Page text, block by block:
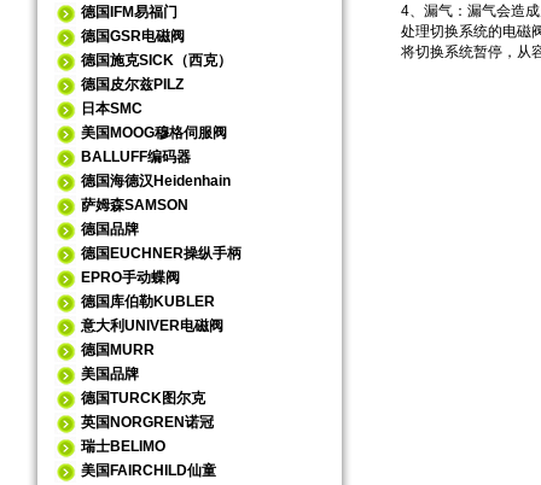
德国IFM易福门
德国GSR电磁阀
德国施克SICK（西克）
德国皮尔兹PILZ
日本SMC
美国MOOG穆格伺服阀
BALLUFF编码器
德国海德汉Heidenhain
萨姆森SAMSON
德国品牌
德国EUCHNER操纵手柄
EPRO手动蝶阀
德国库伯勒KUBLER
意大利UNIVER电磁阀
德国MURR
美国品牌
德国TURCK图尔克
英国NORGREN诺冠
瑞士BELIMO
美国FAIRCHILD仙童
4、漏气：漏气会造
处理切换系统的电磁
将切换系统暂停，从